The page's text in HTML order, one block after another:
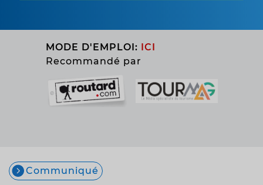
MODE D'EMPLOI: ICI
Recommandé par
Communiqué